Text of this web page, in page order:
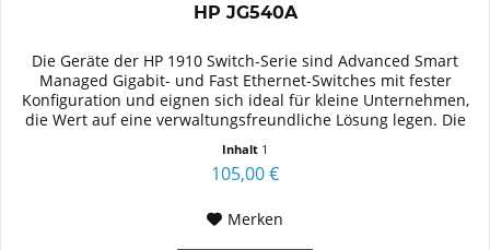
HP JG540A
Die Geräte der HP 1910 Switch-Serie sind Advanced Smart
Managed Gigabit- und Fast Ethernet-Switches mit fester
Konfiguration und eignen sich ideal für kleine Unternehmen,
die Wert auf eine verwaltungsfreundliche Lösung legen. Die
Inhalt 1
105,00 €
Merken